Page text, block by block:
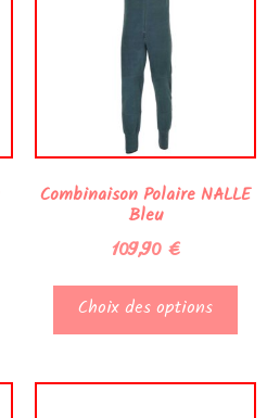
Combinaison Polaire NALLE
Bleu
109,90 €
Choix des options